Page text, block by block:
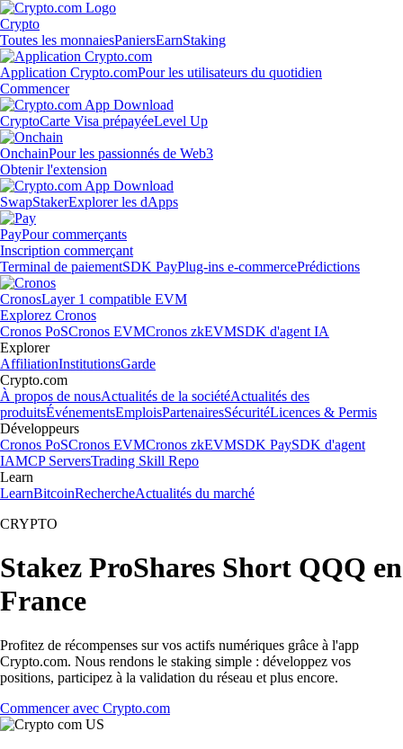
Crypto
Toutes les monnaiesPaniersEarnStaking
Application Crypto.comPour les utilisateurs du quotidien
Commencer
CryptoCarte Visa prépayéeLevel Up
OnchainPour les passionnés de Web3
Obtenir l'extension
SwapStakerExplorer les dApps
PayPour commerçants
Inscription commerçant
Terminal de paiementSDK PayPlug-ins e-commercePrédictions
CronosLayer 1 compatible EVM
Explorez Cronos
Cronos PoSCronos EVMCronos zkEVMSDK d'agent IA
Explorer
AffiliationInstitutionsGarde
Crypto.com
À propos de nousActualités de la sociétéActualités des
produitsÉvénementsEmploisPartenairesSécuritéLicences & Permis
Développeurs
Cronos PoSCronos EVMCronos zkEVMSDK PaySDK d'agent
IAMCP ServersTrading Skill Repo
Learn
LearnBitcoinRechercheActualités du marché
CRYPTO
Stakez ProShares Short QQQ en
France
Profitez de récompenses sur vos actifs numériques grâce à l'app
Crypto.com. Nous rendons le staking simple : développez vos
positions, participez à la validation du réseau et plus encore.
Commencer avec Crypto.com